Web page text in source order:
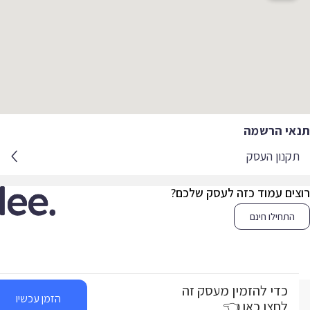
הרשמה
תקנון העסק
עמוד כזה לעסק שלכם?
התחילו חינם
כדי להזמין מעסק זה
לחצו כאן 👈
הזמן עכשיו